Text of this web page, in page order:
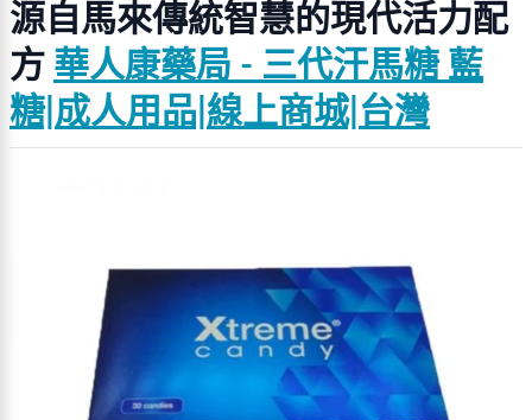
源自馬來傳統智慧的現代活力配
方 華人康藥局 - 三代汗馬糖 藍
糖|成人用品|線上商城|台灣